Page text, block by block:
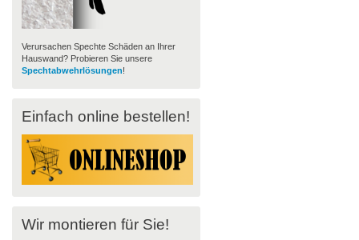
Verursachen Spechte Schäden an Ihrer
Hauswand? Probieren Sie unsere
Spechtabwehrlösungen!
Einfach online bestellen!
Wir montieren für Sie!